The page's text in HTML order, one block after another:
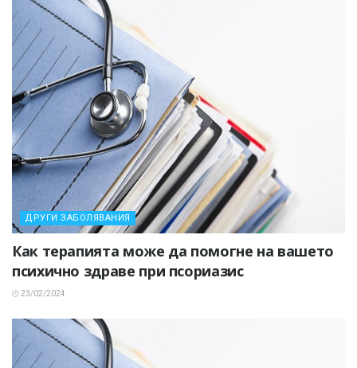
ДРУГИ ЗАБОЛЯВАНИЯ
Как терапията може да помогне на вашето
психично здраве при псориазис
23/02/2024